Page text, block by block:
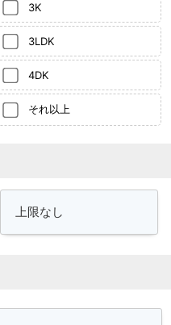
3K
3LDK
4DK
それ以上